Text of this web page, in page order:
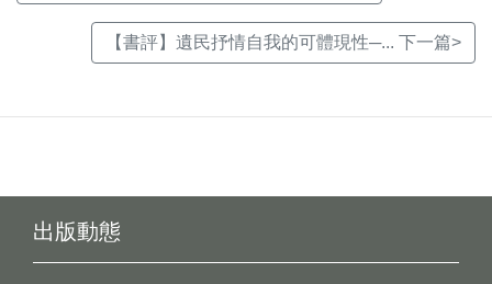
【書評】遺民抒情自我的可體現性─... 下一篇>
出版動態